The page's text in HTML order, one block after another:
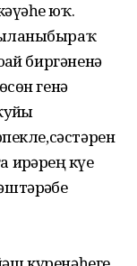
юҡ.
биргәненә
генә
күҙе